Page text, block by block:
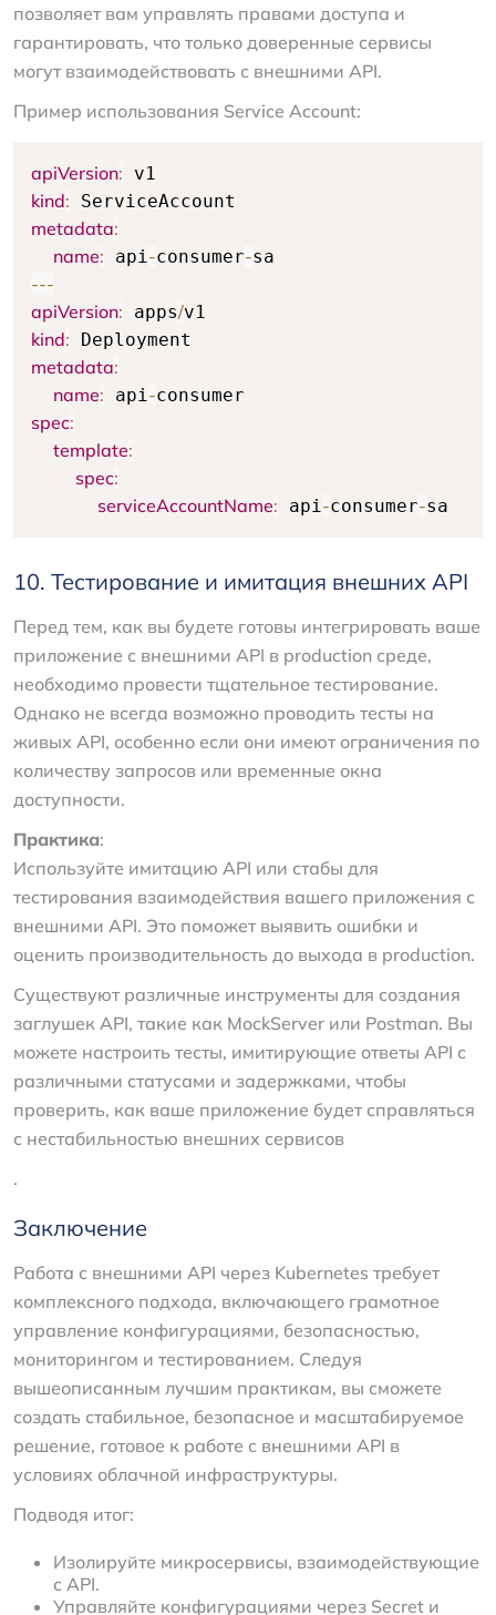
позволяет вам управлять правами доступа и
гарантировать, что только доверенные сервисы
могут взаимодействовать с внешними API.
Пример использования Service Account:
apiVersion:
kind:
metadata:
name: api-consumer-
---
apiVersion: apps/
kind:
metadata:
name: api-
spec:
template:
spec:
serviceAccountName: api-consumer-sa
10. Тестирование и имитация внешних API
Перед тем, как вы будете готовы интегрировать ваше
приложение с внешними API в production среде,
необходимо провести тщательное тестирование.
Однако не всегда возможно проводить тесты на
живых API, особенно если они имеют ограничения по
количеству запросов или временные окна
доступности.
Практика:
Используйте имитацию API или стабы для
тестирования взаимодействия вашего приложения с
внешними API. Это поможет выявить ошибки и
оценить производительность до выхода в production.
Существуют различные инструменты для создания
заглушек API, такие как MockServer или Postman. Вы
можете настроить тесты, имитирующие ответы API с
различными статусами и задержками, чтобы
проверить, как ваше приложение будет справляться
с нестабильностью внешних сервисов
.
Заключение
Работа с внешними API через Kubernetes требует
комплексного подхода, включающего грамотное
управление конфигурациями, безопасностью,
мониторингом и тестированием. Следуя
вышеописанным лучшим практикам, вы сможете
создать стабильное, безопасное и масштабируемое
решение, готовое к работе с внешними API в
условиях облачной инфраструктуры.
Подводя итог:
Изолируйте микросервисы, взаимодействующие
с API.
Управляйте конфигурациями через Secret и